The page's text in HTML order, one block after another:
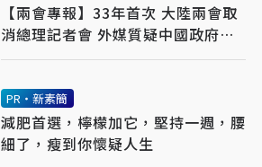
【兩會專報】33年首次 大陸兩會取
消總理記者會 外媒質疑中國政府透
明度
PR・新素簡
減肥首選，檸檬加它，堅持一週，腰
細了，瘦到你懷疑人生